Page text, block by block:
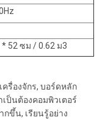
52 ซม / 0.62 ม3
ครื่องจักร, บอร์ดหลัก
ป็นต้องคอมพิวเตอร์
ขึ้น, เรียนรู้อย่าง